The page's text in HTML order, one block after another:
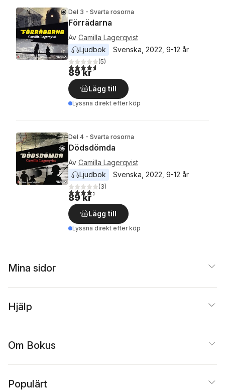
Del 3 - Svarta rosorna
Förrädarna
Av Camilla Lagerqvist
Ljudbok
Svenska 2022 9-12 år
4,6utav 5 stjärnor. Totalt antal röster:
(5)
89 kr
Lägg till
Lyssna direkt efter köp
Del 4 - Svarta rosorna
Dödsdömda
Av Camilla Lagerqvist
Ljudbok
Svenska 2022 9-12 år
4,3utav 5 stjärnor. Totalt antal röster:
(3)
89 kr
Lägg till
Lyssna direkt efter köp
Mina sidor
Hjälp
Om Bokus
Populärt